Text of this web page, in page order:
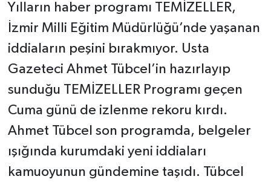
Yılların haber programı TEMİZELLER,
İzmir Milli Eğitim Müdürlüğü’nde yaşanan
iddiaların peşini bırakmıyor. Usta
Gazeteci Ahmet Tübcel’in hazırlayıp
sunduğu TEMİZELLER Programı geçen
Cuma günü de izlenme rekoru kırdı.
Ahmet Tübcel son programda, belgeler
ışığında kurumdaki yeni iddiaları
kamuoyunun gündemine taşıdı. Tübcel